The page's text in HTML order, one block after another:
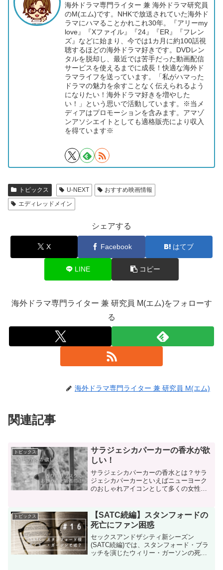
海外ドラマ専門ライター 兼 海外ドラマ研究員
のM(エム)です。NHKで放送されていた海外ド
ラマにハマることかれこれ30年。『アリーmy
love』『Xファイル』『24』『ER』『フレン
ズ』などに始まり、今では1カ月に約100話視
聴するほどの海外ドラマ好きです。DVDレン
タルを脱却し、最近では苦手だった動画配信
サービスを使えるまでに成長！快適な海外ド
ラマライフを送っています。「私がハマった
ドラマの魅力を余すことなく伝えられるよう
になりたい！海外ドラマ好きを増やした
い！」という思いで活動しています。※当メ
ディアはプロモーションを含みます。アマゾ
ンアソシエイトとしても適格販売により収入
を得ています※
トピックス U-NEXT
おすすめ映画情報
エディレッドメイン
シェアする
X Facebook はてブ
LINE コピー
海外ドラマ専門ライター 兼 研究員 M(エム)をフォローす
る
海外ドラマ専門ライター 兼 研究員 M(エム)
関連記事
トピックス
サラジェシカパーカーの香水が欲
しい！
サラジェシカパーカーの香水とは？サラ
ジェシカパーカーといえばニューヨーク
のおしゃれアイコンとして多くの女性の
ついて調べました。自分用にもプレゼン
ト用にもぴったりです！
トピックス
【SATC続編】スタンフォードの
死亡にファン困惑
セックスアンドザシティ新シーズン
(SATC続編)では、スタンフォード・ブラ
ッチを演じたウィリー・ガーソンの死亡